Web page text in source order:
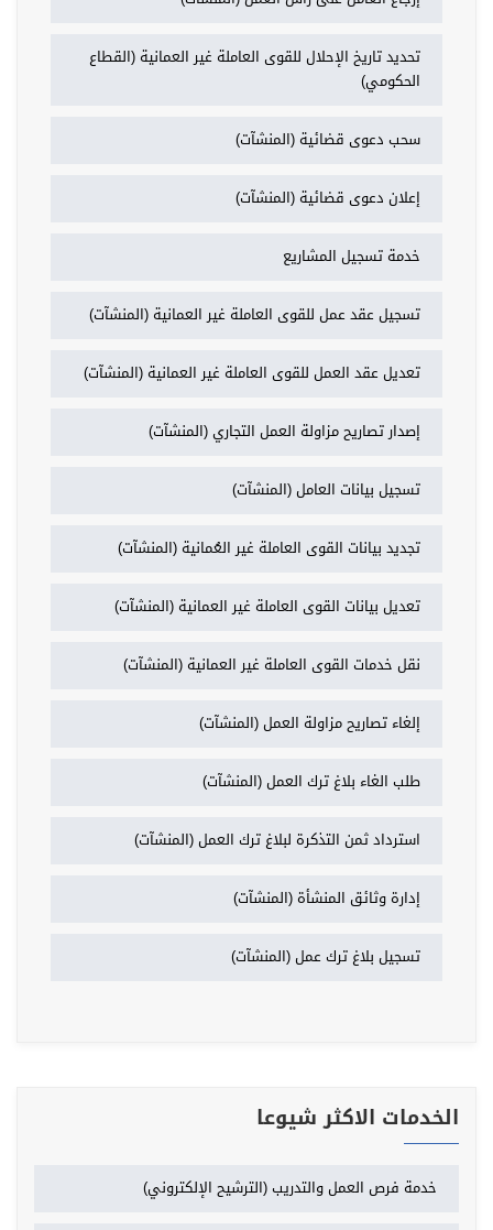
تحديد تاريخ الإحلال للقوى العاملة غير العمانية (القطاع
الحكومي)
سحب دعوى قضائية (المنشآت)
إعلان دعوى قضائية (المنشآت)
خدمة تسجيل المشاريع
تسجيل عقد عمل للقوى العاملة غير العمانية (المنشآت)
تعديل عقد العمل للقوى العاملة غير العمانية (المنشآت)
إصدار تصاريح مزاولة العمل التجاري (المنشآت)
تسجيل بيانات العامل (المنشآت)
تجديد بيانات القوى العاملة غير العُمانية (المنشآت)
تعديل بيانات القوى العاملة غير العمانية (المنشآت)
نقل خدمات القوى العاملة غير العمانية (المنشآت)
إلغاء تصاريح مزاولة العمل (المنشآت)
طلب الغاء بلاغ ترك العمل (المنشآت)
استرداد ثمن التذكرة لبلاغ ترك العمل (المنشآت)
إدارة وثائق المنشأة (المنشآت)
تسجيل بلاغ ترك عمل (المنشآت)
الخدمات الاكثر شيوعا
خدمة فرص العمل والتدريب (الترشيح الإلكتروني)